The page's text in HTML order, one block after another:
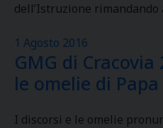
dell’Istruzione
1 Agosto 2016
GMG di
le omelie di Papa
I discorsi e le omelie